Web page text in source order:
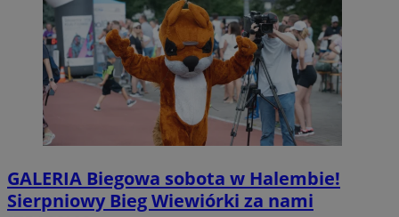
GALERIA Biegowa sobota w Halembie!
Sierpniowy Bieg Wiewiórki za nami